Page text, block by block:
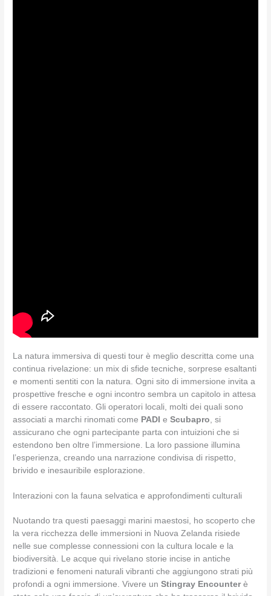
La natura immersiva di questi tour è meglio descritta come una
continua rivelazione: un mix di sfide tecniche, sorprese esaltanti
e momenti sentiti con la natura. Ogni sito di immersione invita a
prospettive fresche e ogni incontro sembra un capitolo in attesa
di essere raccontato. Gli operatori locali, molti dei quali sono
associati a marchi rinomati come PADI eScubapro , si
assicurano che ogni partecipante parta con intuizioni che si
estendono ben oltre l’immersione. La loro passione illumina
l’esperienza, creando una narrazione condivisa di rispetto,
brivido e inesauribile esplorazione.
Interazioni con la fauna selvatica e approfondimenti culturali
Nuotando tra questi paesaggi marini maestosi, ho scoperto che
la vera ricchezza delle immersioni in Nuova Zelanda risiede
nelle sue complesse connessioni con la cultura locale e la
biodiversità. Le acque qui rivelano storie incise in antiche
tradizioni e fenomeni naturali vibranti che aggiungono strati più
profondi a ogni immersione. Vivere unStingray Encounterè